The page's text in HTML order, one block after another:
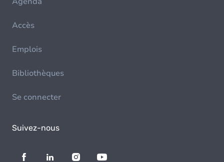
Accès
Emplois
Bibliothèques
Se connecter
Suivez-nous